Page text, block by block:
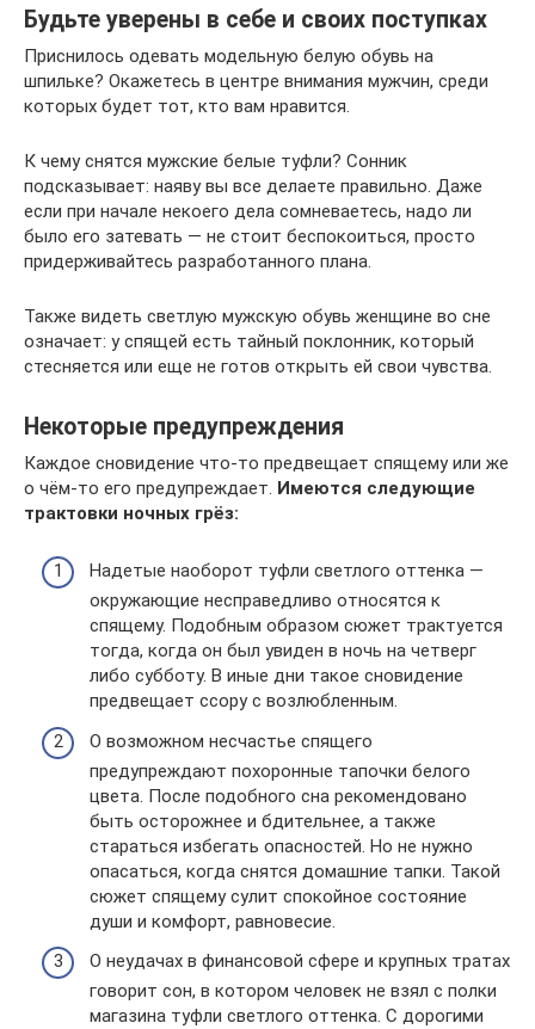
Будьте уверены в себе и своих поступках
Приснилось одевать модельную белую обувь на
шпильке? Окажетесь в центре внимания мужчин, среди
которых будет тот, кто вам нравится.
К чему снятся мужские белые туфли? Сонник
подсказывает: наяву вы все делаете правильно. Даже
если при начале некоего дела сомневаетесь, надо ли
было его затевать — не стоит беспокоиться, просто
придерживайтесь разработанного плана.
Также видеть светлую мужскую обувь женщине во сне
означает: у спящей есть тайный поклонник, который
стесняется или еще не готов открыть ей свои чувства.
Некоторые предупреждения
Каждое сновидение что-то предвещает спящему или же
о чём-то его предупреждает. Имеются следующие
трактовки ночных грёз:
Надетые наоборот туфли светлого оттенка —
окружающие несправедливо относятся к
спящему. Подобным образом сюжет трактуется
тогда, когда он был увиден в ночь на четверг
либо субботу. В иные дни такое сновидение
предвещает ссору с возлюбленным.
О возможном несчастье спящего
предупреждают похоронные тапочки белого
цвета. После подобного сна рекомендовано
быть осторожнее и бдительнее, а также
стараться избегать опасностей. Но не нужно
опасаться, когда снятся домашние тапки. Такой
сюжет спящему сулит спокойное состояние
души и комфорт, равновесие.
О неудачах в финансовой сфере и крупных тратах
говорит сон, в котором человек не взял с полки
магазина туфли светлого оттенка. С дорогими